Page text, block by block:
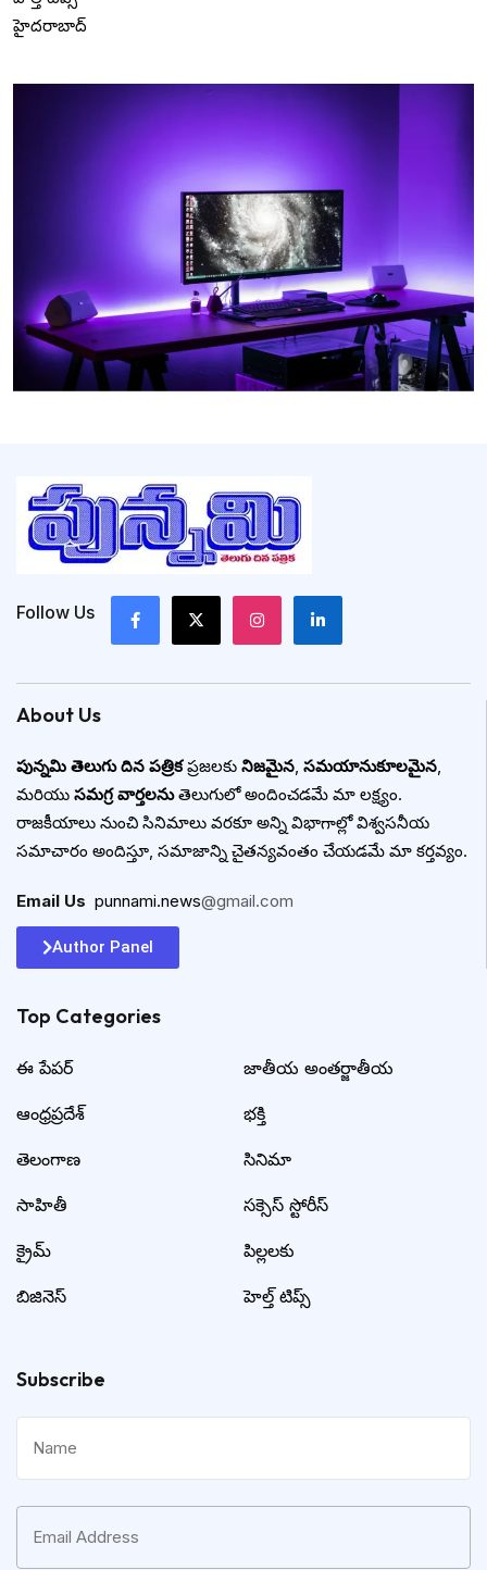
హైదరాబాద్
Follow Us
About Us
పున్నమి తెలుగు దిన పత్రికప్రజలకు నిజమైన, సమయానుకూలమైన,
మరియు సమగ్ర వార్తలనుతెలుగులో అందించడమే మా లక్ష్యం.
రాజకీయాలు నుంచి సినిమాలు వరకూ అన్ని విభాగాల్లో విశ్వసనీయ
సమాచారం అందిస్తూ, సమాజాన్ని చైతన్యవంతం చేయడమే మా కర్తవ్యం.
Email Us punnami.news@gmail.com
Author Panel
Top Categories​
ఈ పేపర్
ఆంధ్రప్రదేశ్
తెలంగాణ
సాహితీ
క్రైమ్
బిజినెస్
జాతీయ అంతర్జాతీయ
భక్తి
సినిమా
సక్సెస్ స్టోరీస్
పిల్లలకు
హెల్త్ టిప్స్
Subscribe